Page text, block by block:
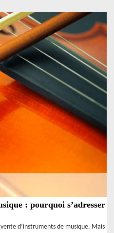
: pourquoi s’adresser
d’instruments de musique. Mais